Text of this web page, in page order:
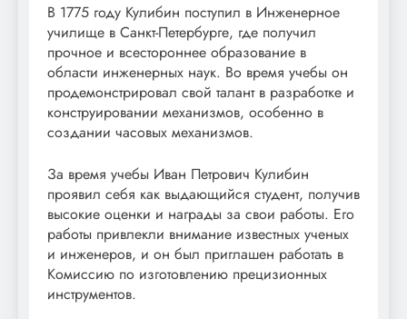
В 1775 году Кулибин поступил в Инженерное
училище в Санкт-Петербурге, где получил
прочное и всестороннее образование в
области инженерных наук. Во время учебы он
продемонстрировал свой талант в разработке и
конструировании механизмов, особенно в
создании часовых механизмов.
За время учебы Иван Петрович Кулибин
проявил себя как выдающийся студент, получив
высокие оценки и награды за свои работы. Его
работы привлекли внимание известных ученых
и инженеров, и он был приглашен работать в
Комиссию по изготовлению прецизионных
инструментов.